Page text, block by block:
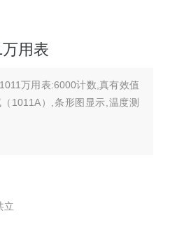
用表
万用表:6000计数,真有效值
1011A）,条形图显示,温度测
立